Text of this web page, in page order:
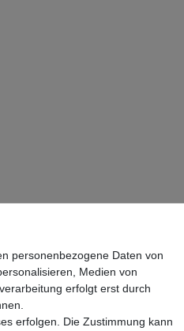
personenbezogene Daten von
Medien von
erfolgt erst durch
erfolgen. Die Zustimmung kann